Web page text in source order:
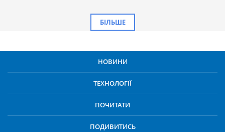
БІЛЬШЕ
НОВИНИ
ТЕХНОЛОГІЇ
ПОЧИТАТИ
ПОДИВИТИСЬ